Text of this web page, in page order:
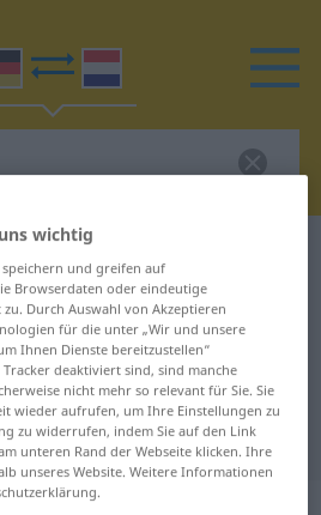
"Erwerbung"
wichtig
und greifen auf
Browserdaten oder eindeutige
Durch Auswahl von Akzeptieren
für die unter „Wir und unsere
Ihnen Dienste bereitzustellen“
deaktiviert sind, sind manche
nicht mehr so relevant für Sie. Sie
wieder aufrufen, um Ihre Einstellungen zu
zu widerrufen, indem Sie auf den Link
unteren Rand der Webseite klicken. Ihre
unseres Website. Weitere Informationen